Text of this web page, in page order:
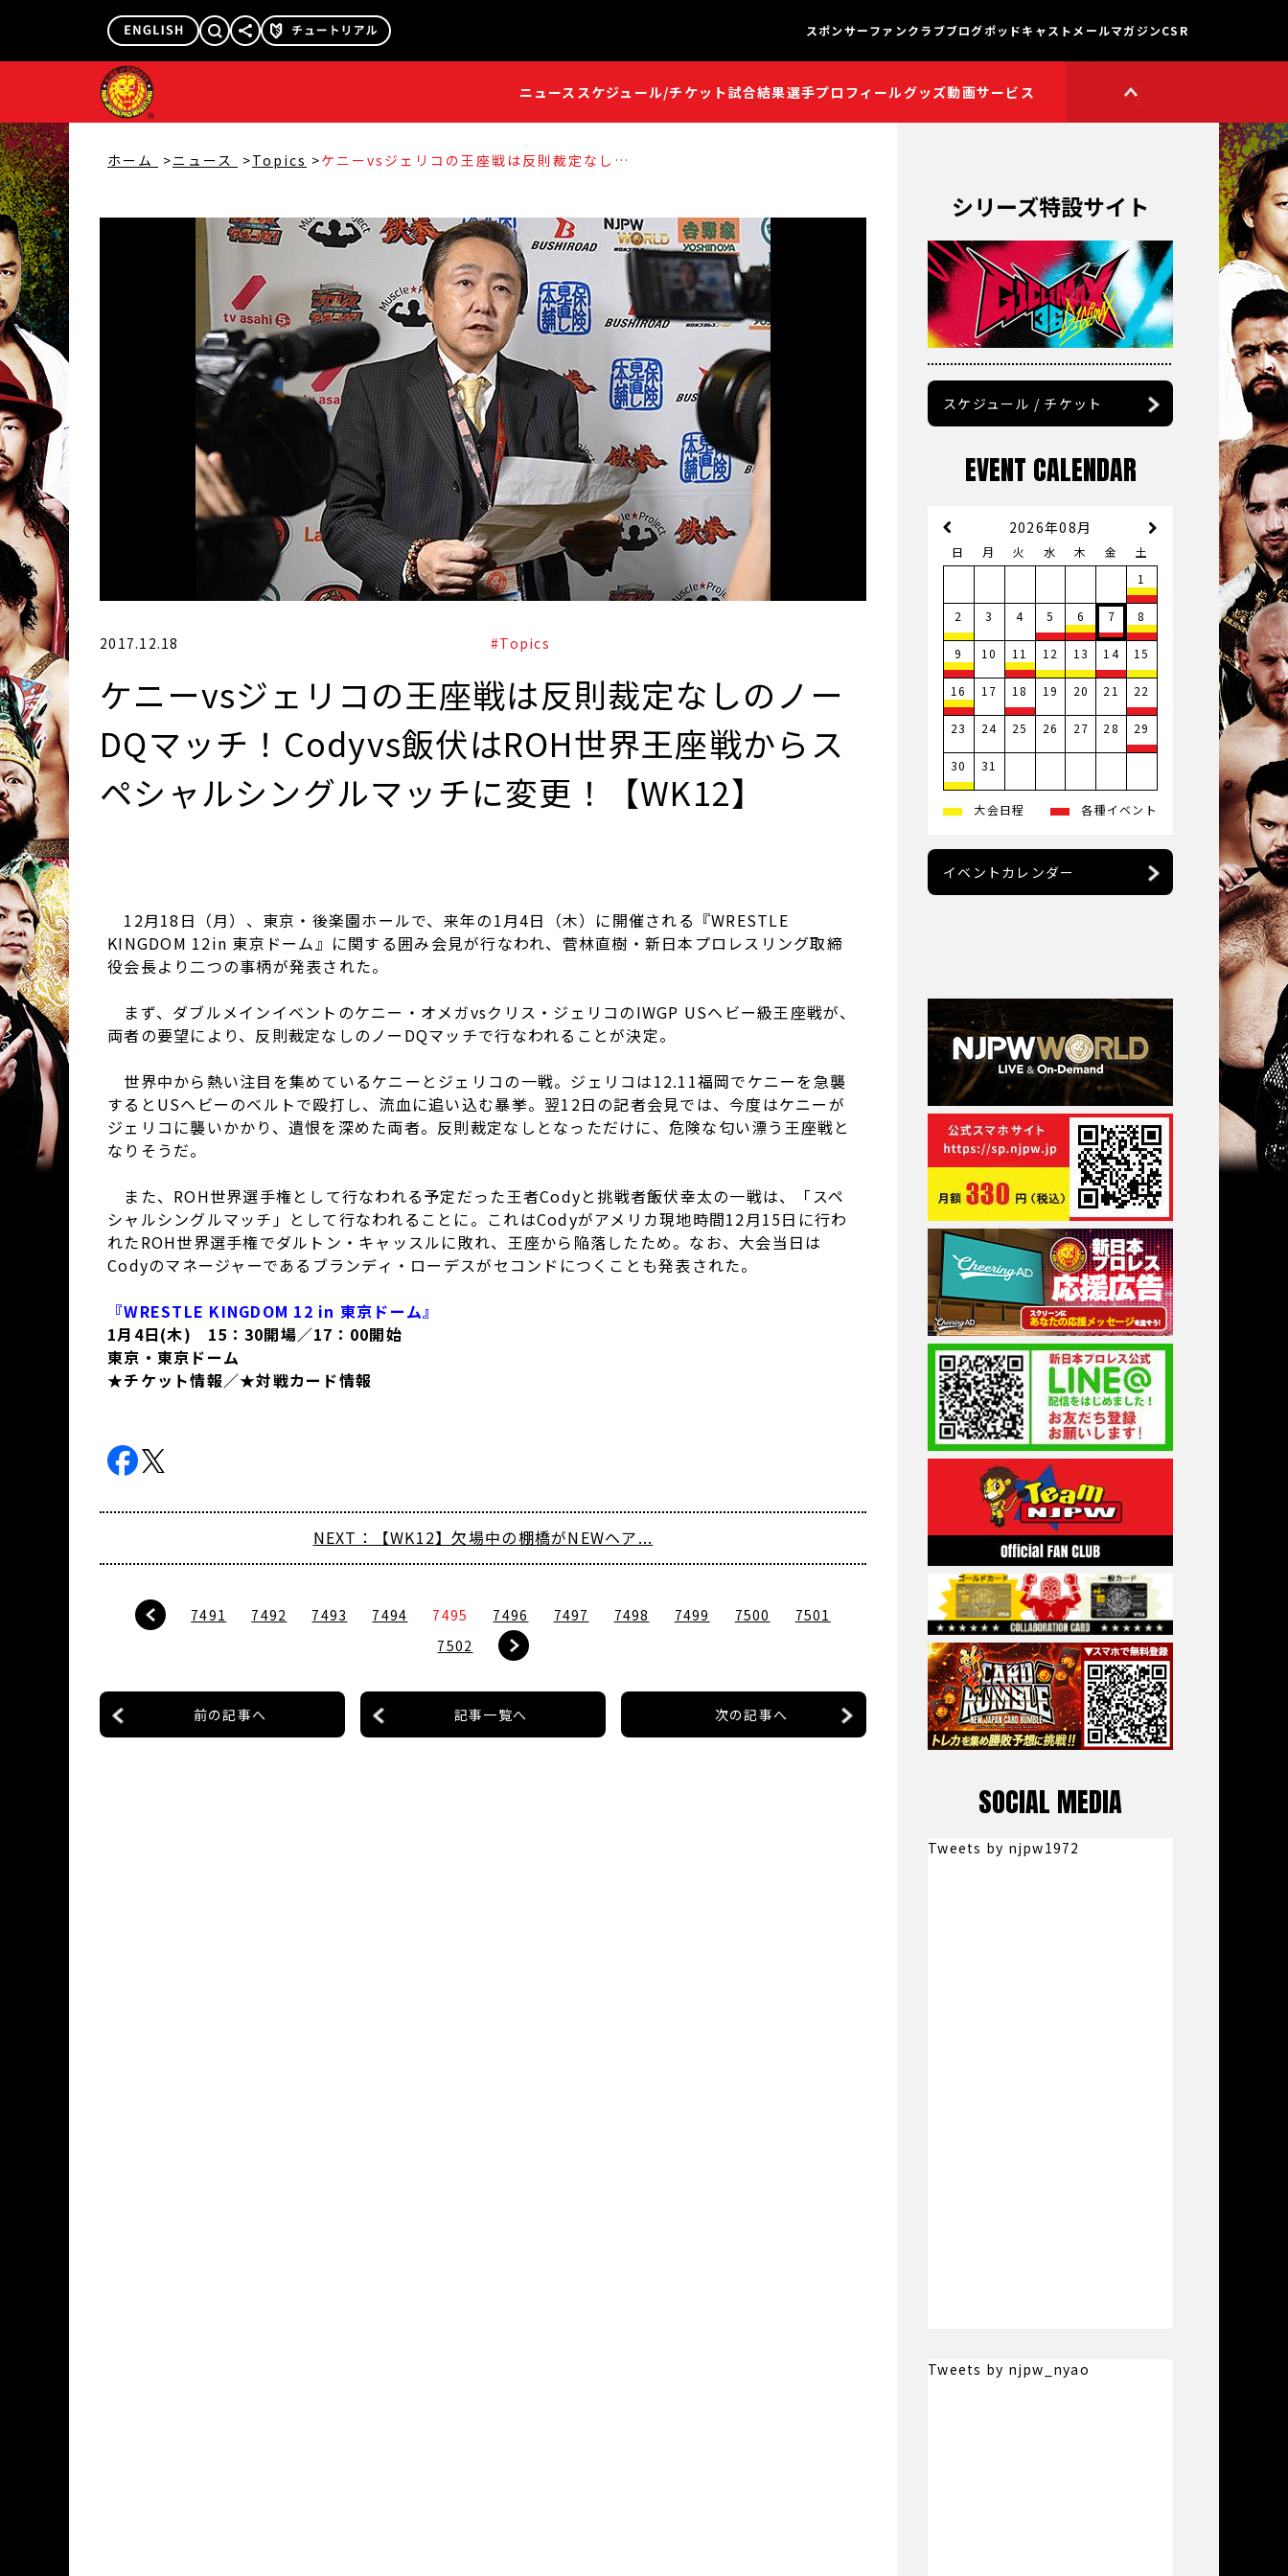
ニュース スケジュール/チケット試合結果選手プロフィールグッズ動画サービス
獣神サンダー・ライガー
矢野通プロデュース!!
スイーツ真壁チャンネル
聖帝タイチのゲーム実況
チャンネル
鷹木信悟ちゃんねる
オーカーンチャンネル
スポンサーファンクラブブログポッドキャスト メールマガジンCSR
ホーム ニュース Topics ケニーvsジェリコの王座戦は反則裁定なしの
2017.12.18 #Topics
ケニーvsジェリコの王座戦は反則裁定なしのノー
DQマッチ！Codyvs飯伏はROH世界王座戦からス
ペシャルシングルマッチに変更！【WK12】
12月18日（月）、東京・後楽園ホールで、来年の1月4日（木）に開催される『WRESTLE
KINGDOM 12in 東京ドーム』に関する囲み会見が行なわれ、菅林直樹・新日本プロレスリング取締
役会長より二つの事柄が発表された。
まず、ダブルメインイベントのケニー・オメガvsクリス・ジェリコのIWGP USヘビー級王座戦が、
両者の要望により、反則裁定なしのノーDQマッチで行なわれることが決定。
世界中から熱い注目を集めているケニーとジェリコの一戦。ジェリコは12.11福岡でケニーを急襲
するとUSヘビーのベルトで殴打し、流血に追い込む暴挙。翌12日の記者会見では、今度はケニーが
ジェリコに襲いかかり、遺恨を深めた両者。反則裁定なしとなっただけに、危険な匂い漂う王座戦と
なりそうだ。
また、ROH世界選手権として行なわれる予定だった王者Codyと挑戦者飯伏幸太の一戦は、「スペ
シャルシングルマッチ」として行なわれることに。これはCodyがアメリカ現地時間12月15日に行わ
れたROH世界選手権でダルトン・キャッスルに敗れ、王座から陥落したため。なお、大会当日は
Codyのマネージャーであるブランディ・ローデスがセコンドにつくことも発表された。
『WRESTLE KINGDOM 12 in 東京ドーム』
1月4日(木) 15：30開場／17：00開始
東京・東京ドーム
★チケット情報／★対戦カード情報
NEXT：【WK12】欠場中の棚橋がNEWヘア...
7491 7492 7493 7494 7495 7496 7497 7498 7499 7500
7501
7502
前の記事へ 記事一覧へ 次の記事へ
シリーズ特設サイト
スケジュール / チケット
EVENT CALENDAR
2026年08月
日 月 火 水 木 金
土
1
2 3 4 5 6 7 8
9 10 11 12 13 14 15
16 17 18 19 20 21 22
23 24 25 26 27 28 29
30 31
大会日程 各種イベント
イベントカレンダー
SOCIAL MEDIA
Tweets by njpw1972
Tweets by njpw_nyao